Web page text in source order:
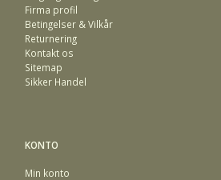
Firma profil
Betingelser & Vilkår
Returnering
Kontakt os
Sitemap
Sikker Handel
KONTO
Min konto